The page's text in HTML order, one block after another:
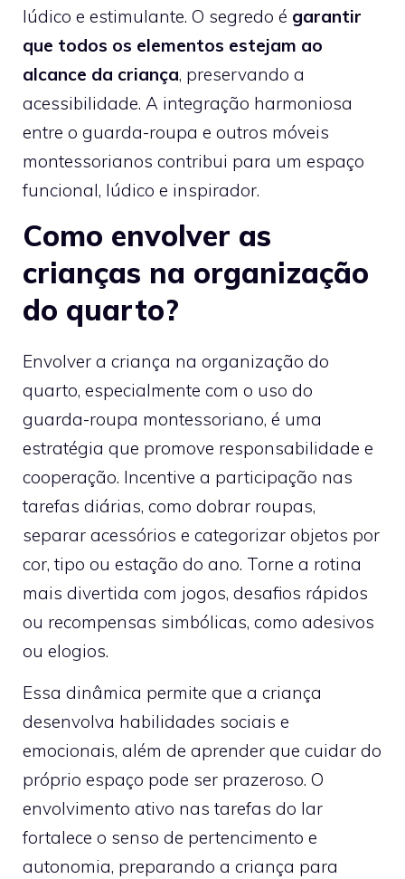
lúdico e estimulante. O segredo é garantir
que todos os elementos estejam ao
alcance da criança, preservando a
acessibilidade. A integração harmoniosa
entre o guarda-roupa e outros móveis
montessorianos contribui para um espaço
funcional, lúdico e inspirador.
Como envolver as
crianças na organização
do quarto?
Envolver a criança na organização do
quarto, especialmente com o uso do
guarda-roupa montessoriano, é uma
estratégia que promove responsabilidade e
cooperação. Incentive a participação nas
tarefas diárias, como dobrar roupas,
separar acessórios e categorizar objetos por
cor, tipo ou estação do ano. Torne a rotina
mais divertida com jogos, desafios rápidos
ou recompensas simbólicas, como adesivos
ou elogios.
Essa dinâmica permite que a criança
desenvolva habilidades sociais e
emocionais, além de aprender que cuidar do
próprio espaço pode ser prazeroso. O
envolvimento ativo nas tarefas do lar
fortalece o senso de pertencimento e
autonomia, preparando a criança para